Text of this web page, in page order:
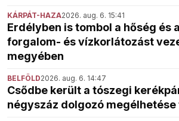
KÁRPÁT-HAZA2026. aug. 6. 15:41
Erdélyben is tombol a hőség és
forgalom- és vízkorlátozást
megyében
BELFÖLD2026. aug. 6. 14:47
Csődbe került a tószegi
négyszáz dolgozó